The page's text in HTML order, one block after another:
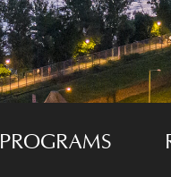
PROGRAMS